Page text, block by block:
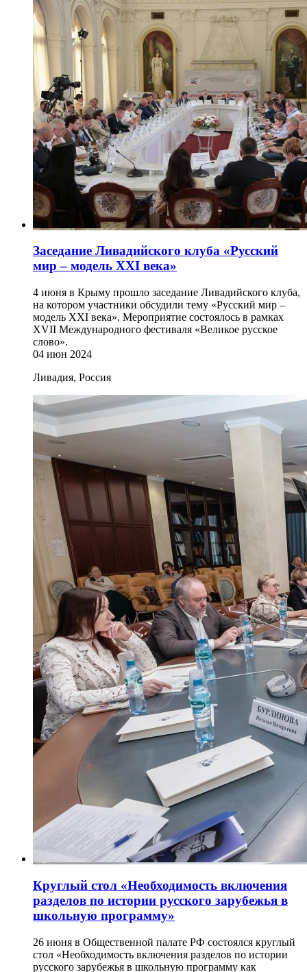
Заседание Ливадийского клуба «Русский
мир – модель XXI века»
4 июня в Крыму прошло заседание Ливадийского клуба,
на котором участники обсудили тему «Русский мир –
модель XXI века». Мероприятие состоялось в рамках
XVII Международного фестиваля «Великое русское
слово».
04 июн 2024
Ливадия, Россия
Круглый стол «Необходимость включения
разделов по истории русского зарубежья в
школьную программу»
26 июня в Общественной палате РФ состоялся круглый
стол «Необходимость включения разделов по истории
русского зарубежья в школьную программу как